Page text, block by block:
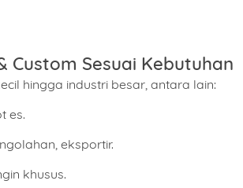
Custom Sesuai Kebutuhan
hingga industri besar, antara lain:
es.
eksportir.
khusus.